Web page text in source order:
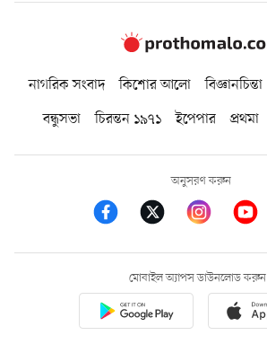
নাগরিক সংবাদ কিশোর আলো বিজ্ঞানচিন্তা
বন্ধুসভা
চিরন্তন ১৯৭১ ইপেপার প্রথমা
অনুসরণ করুন
মোবাইল অ্যাপস ডাউনলোড করুন